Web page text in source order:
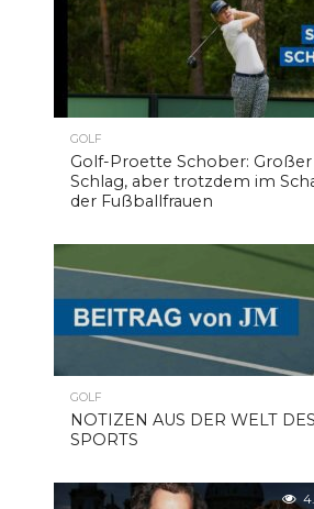
GOLF
Golf-Proette Schober: Großer
Schlag, aber trotzdem im
der Fußballfrauen
GOLF
NOTIZEN AUS DER WELT DES
SPORTS